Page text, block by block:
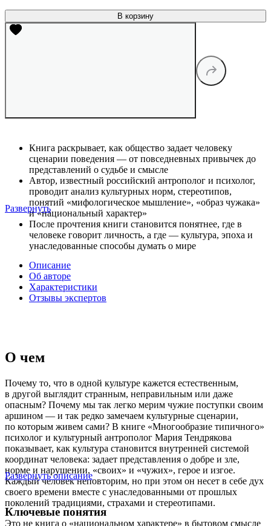
В корзину
Книга раскрывает, как общество задает человеку
сценарии поведения — от повседневных привычек до
представлений о судьбе и смысле
Автор, известный российский антрополог и психолог,
проводит анализ культурных норм, стереотипов,
понятий «мифологическое мышление», «образ чужака»
и «национальный характер»
После прочтения книги становится понятнее, где в
человеке говорит личность, а где — культура, эпоха и
унаследованные способы думать о мире
Развернуть
Описание
Об авторе
Характеристики
Отзывы экспертов
О чем
Почему то, что в одной культуре кажется естественным,
в другой выглядит странным, неправильным или даже
опасным? Почему мы так легко мерим чужие поступки своим
аршином — и так редко замечаем культурные сценарии,
по которым живем сами? В книге «Многообразие типичного»
психолог и культурный антрополог Мария Тендрякова
показывает, как культура становится внутренней системой
координат человека: задает представления о добре и зле,
норме и нарушении, «своих» и «чужих», герое и изгое.
Каждый человек неповторим, но при этом он несет в себе дух
своего времени вместе с унаследованными от прошлых
поколений традициями, страхами и стереотипами.
Это не книга о «национальном характере» в бытовом смысле
Развернуть описание
Ключевые понятия